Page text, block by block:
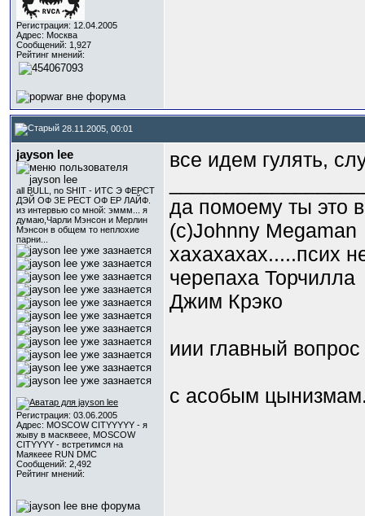
Регистрация: 12.04.2005
Адрес: Москва
Сообщений: 1,927
Рейтинг мнений:
28.11.2005, 00:01
jayson lee
all BULL, no SHIT - ИТС Э ФЕРСТ
ДЭЙ ОФ ЗЕ РЕСТ ОФ ЕР ЛАЙФ.
из интервью со мной: эммм... я
думаю,Чарли Мэнсон и Мерлин
Мэнсон в общем то неплохие
парни...
Регистрация: 03.06.2005
Адрес: MOSCOW CITYYYYY - я
жыву в масквеее, MOSCOW
CITYYYY - встретимся на
Маякеее RUN DMC
Сообщений: 2,492
Рейтинг мнений:
все идем гулять,
да помоему ты это
(c)Johnny Megaman
хахахахах.....псих
черепаха Торчилла
Джим Крэко
иии главный
с асобым